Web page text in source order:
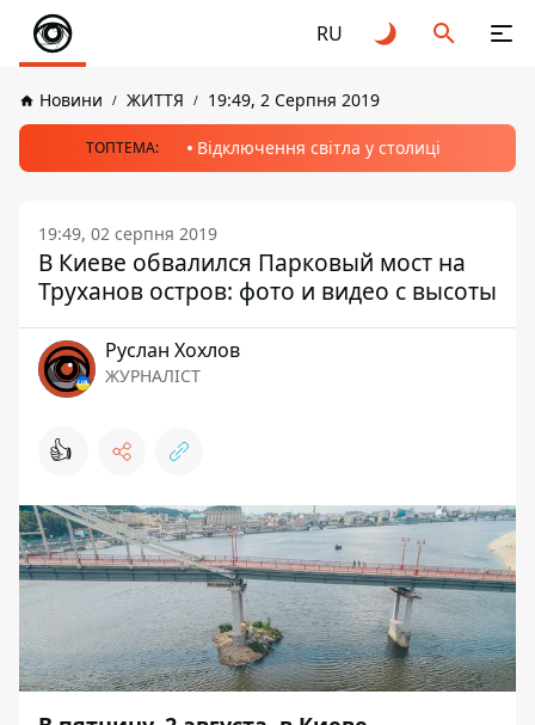
RU
Новини ЖИТТЯ 19:49, 2 Серпня 2019
ТОПТЕМА: Відключення світла у столиці
19:49, 02 серпня 2019
В Киеве обвалился Парковый мост на
Труханов остров: фото и видео с высоты
Руслан Хохлов
ЖУРНАЛІСТ
👍